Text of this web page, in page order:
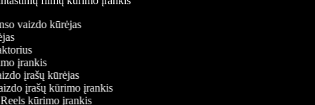
vaizdo kūrėjas
įrankis
įrašų kūrėjas
įrašų kūrimo įrankis
Reels kūrimo įrankis